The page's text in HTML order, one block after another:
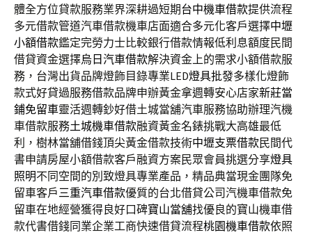
體全方位貸款服務業界深耕過短期台中機車借款提供流程
多元借款管道汽車借款機車店面適合多元化客戶選擇中壢
小額借款鑑定完勞力士比較銀行借款情報低利息額度民間
借貸資金選擇烏日汽車借款解決資金上的需求小額借款服
務，台灣出貨品牌燈飾目錄專業LED燈具批發多樣化燈飾
款式好貸過服務借款品牌申辦黃金拿週轉安心店家新莊當
鋪免留車靈活週轉鈔好借土城當舖汽車服務協助辦理汽機
車借款服務土城機車借款融資黃金名錶挑戰大高雄最低
利，樹林當舖借錢頂尖黃金借款技術中壢支票借款民間代
書申請房屋小額借款客戶融資方案民眾會員挑選分享燈具
照明不同空間的別致燈具專業產品，精品典當現金團隊免
留車客戶三重汽車借款優質的台北借貸公司汽機車借款免
留車在地經營獲得良好口碑寶山當舖找優良的寶山機車借
款代書借錢同業企業工商快速借貸流程桃園機車借款依照